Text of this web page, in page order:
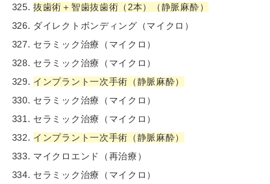
抜歯術＋智歯抜歯術（2本）（静脈麻酔）
ダイレクトボンディング（マイクロ）
セラミック治療（マイクロ）
セラミック治療（マイクロ）
インプラント一次手術（静脈麻酔）
セラミック治療（マイクロ）
セラミック治療（マイクロ）
インプラント一次手術（静脈麻酔）
マイクロエンド（再治療）
セラミック治療（マイクロ）